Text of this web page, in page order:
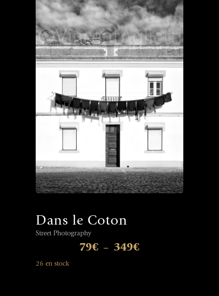
Dans le Coton
Street Photography
79€ – 349€
26 en stock